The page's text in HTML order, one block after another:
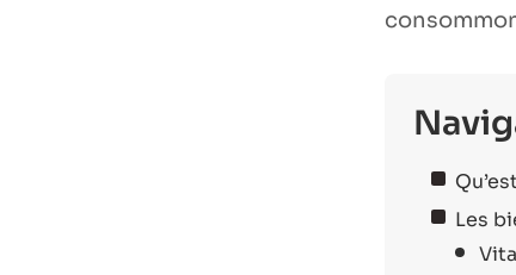
Les